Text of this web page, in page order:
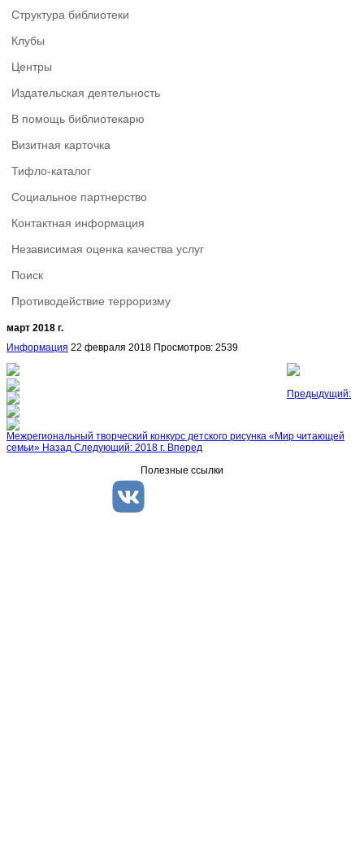
Структура библиотеки
Клубы
Центры
Издательская деятельность
В помощь библиотекарю
Визитная карточка
Тифло-каталог
Социальное партнерство
Контактная информация
Независимая оценка качества услуг
Поиск
Противодействие терроризму
март 2018 г.
Информация 22 февраля 2018 Просмотров: 2539
Предыдущий:
Межрегиональный творческий конкурс детского рисунка «Мир читающей
семьи» Назад Следующий: 2018 г. Вперед
Полезные ссылки